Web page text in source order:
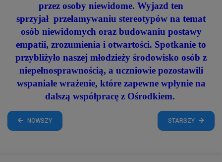
przez osoby niewidome. Wyjazd ten
sprzyjał przełamywaniu stereotypów na temat
osób niewidomych oraz budowaniu postawy
empatii, zrozumienia i otwartości. Spotkanie to
przybliżyło naszej młodzieży środowisko osób z
niepełnosprawnością, a uczniowie pozostawili
wspaniałe wrażenie, które zapewne wpłynie na
dalszą współpracę z Ośrodkiem.
NOWSZY STARSZY